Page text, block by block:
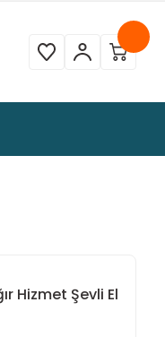
Hizmet Şevli El